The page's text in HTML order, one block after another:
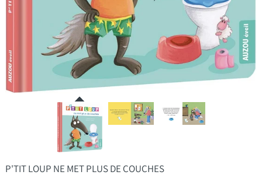
P'TIT LOUP NE MET PLUS DE COUCHES